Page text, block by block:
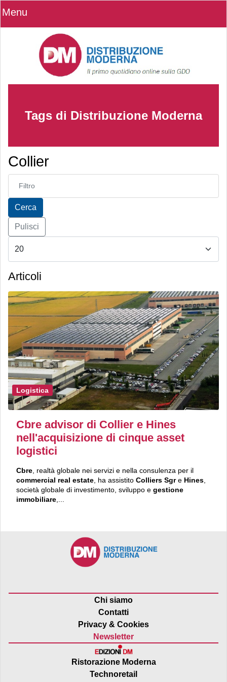
Menu
Tags di Distribuzione Moderna
Collier
Inserisci parte del titolo
Cerca
Pulisci
Articoli
Logistica
Cbre advisor di Collier e Hines
nell'acquisizione di cinque asset
logistici
Cbre , realtà globale nei servizi e nella consulenza per il
commercial real estate , ha assistito Colliers Sgre Hines
società globale di investimento, sviluppo e gestione
immobiliare
Chi siamo
Contatti
Privacy & Cookies
Newsletter
Ristorazione Moderna
Technoretail